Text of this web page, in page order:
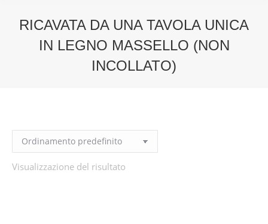
RICAVATA DA UNA TAVOLA UNICA
IN LEGNO MASSELLO (NON
INCOLLATO)
Visualizzazione del risultato